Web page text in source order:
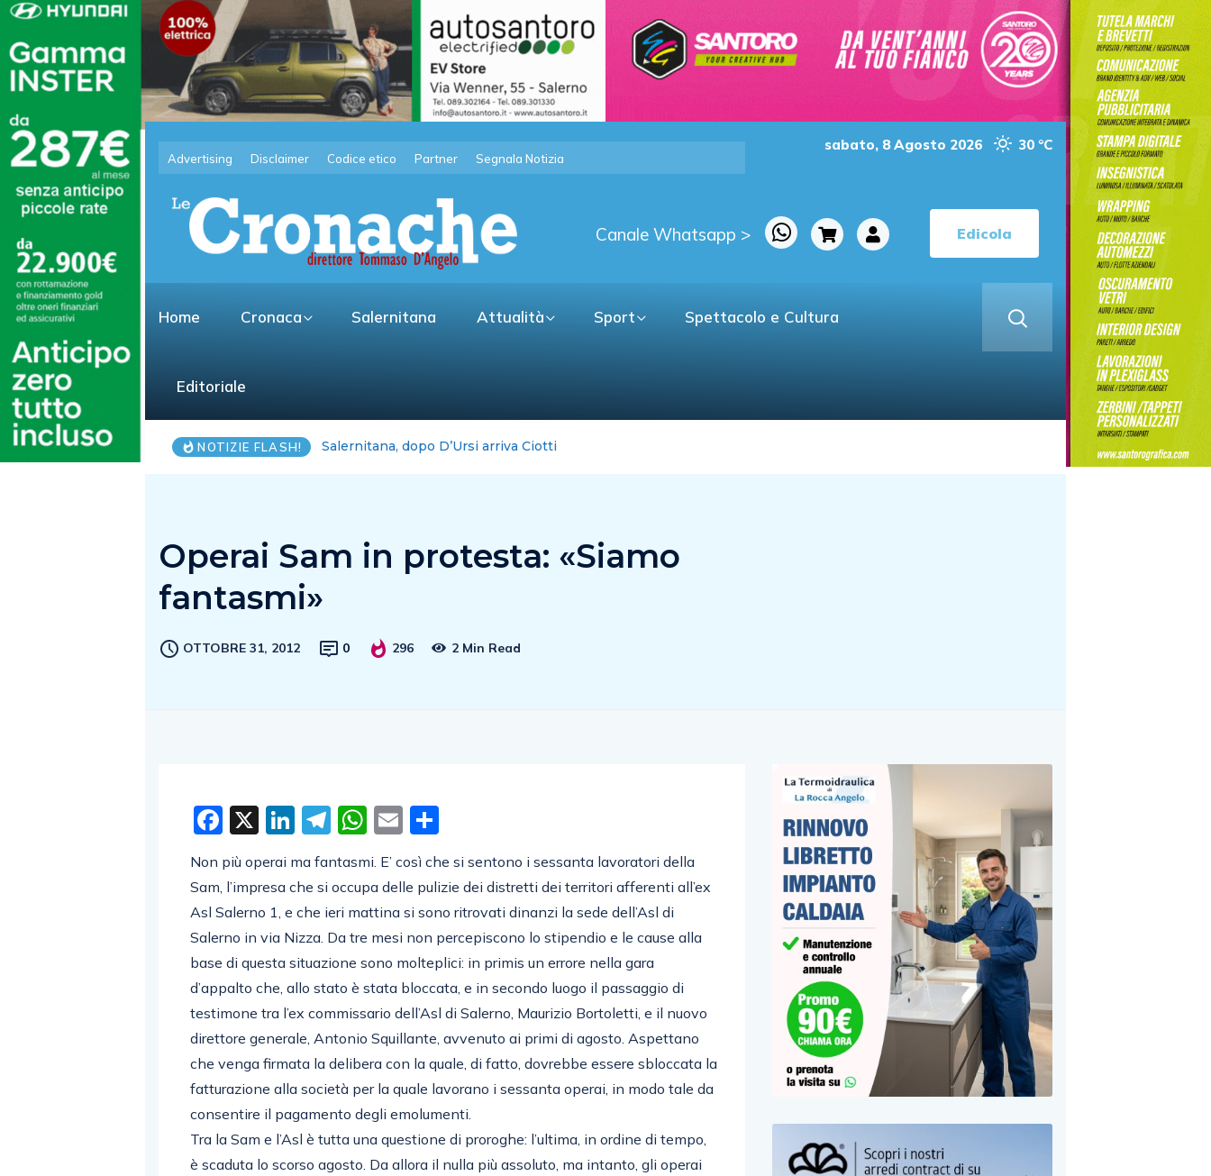
Advertising Disclaimer Codice etico Partner Segnala Notizia
sabato, 8 Agosto 2026 30 °C
Canale Whatsapp > Edicola
Home Cronaca Salernitana Attualità Sport Spettacolo e Cultura
Editoriale
NOTIZIE FLASH! Una breve incursione nei talk & news tv
Operai Sam in protesta: «Siamo
fantasmi»
OTTOBRE 31, 2012 0 296 2 Min Read
Facebook
X LinkedIn
Telegram
WhatsApp
Email
Non più operai ma fantasmi. E’ così che si sentono i sessanta lavoratori della
Sam, l’impresa che si occupa delle pulizie dei distretti dei territori afferenti all’ex
Asl Salerno 1, e che ieri mattina si sono ritrovati dinanzi la sede dell’Asl di
Salerno in via Nizza. Da tre mesi non percepiscono lo stipendio e le cause alla
base di questa situazione sono molteplici: in primis un errore nella gara
d’appalto che, allo stato è stata bloccata, e in secondo luogo il passaggio di
testimone tra l’ex commissario dell’Asl di Salerno, Maurizio Bortoletti, e il nuovo
direttore generale, Antonio Squillante, avvenuto ai primi di agosto. Aspettano
che venga firmata la delibera con la quale, di fatto, dovrebbe essere sbloccata la
fatturazione alla società per la quale lavorano i sessanta operai, in modo tale da
consentire il pagamento degli emolumenti.
Tra la Sam e l’Asl è tutta una questione di proroghe: l’ultima, in ordine di tempo,
è scaduta lo scorso agosto. Da allora il nulla più assoluto, ma intanto, gli operai